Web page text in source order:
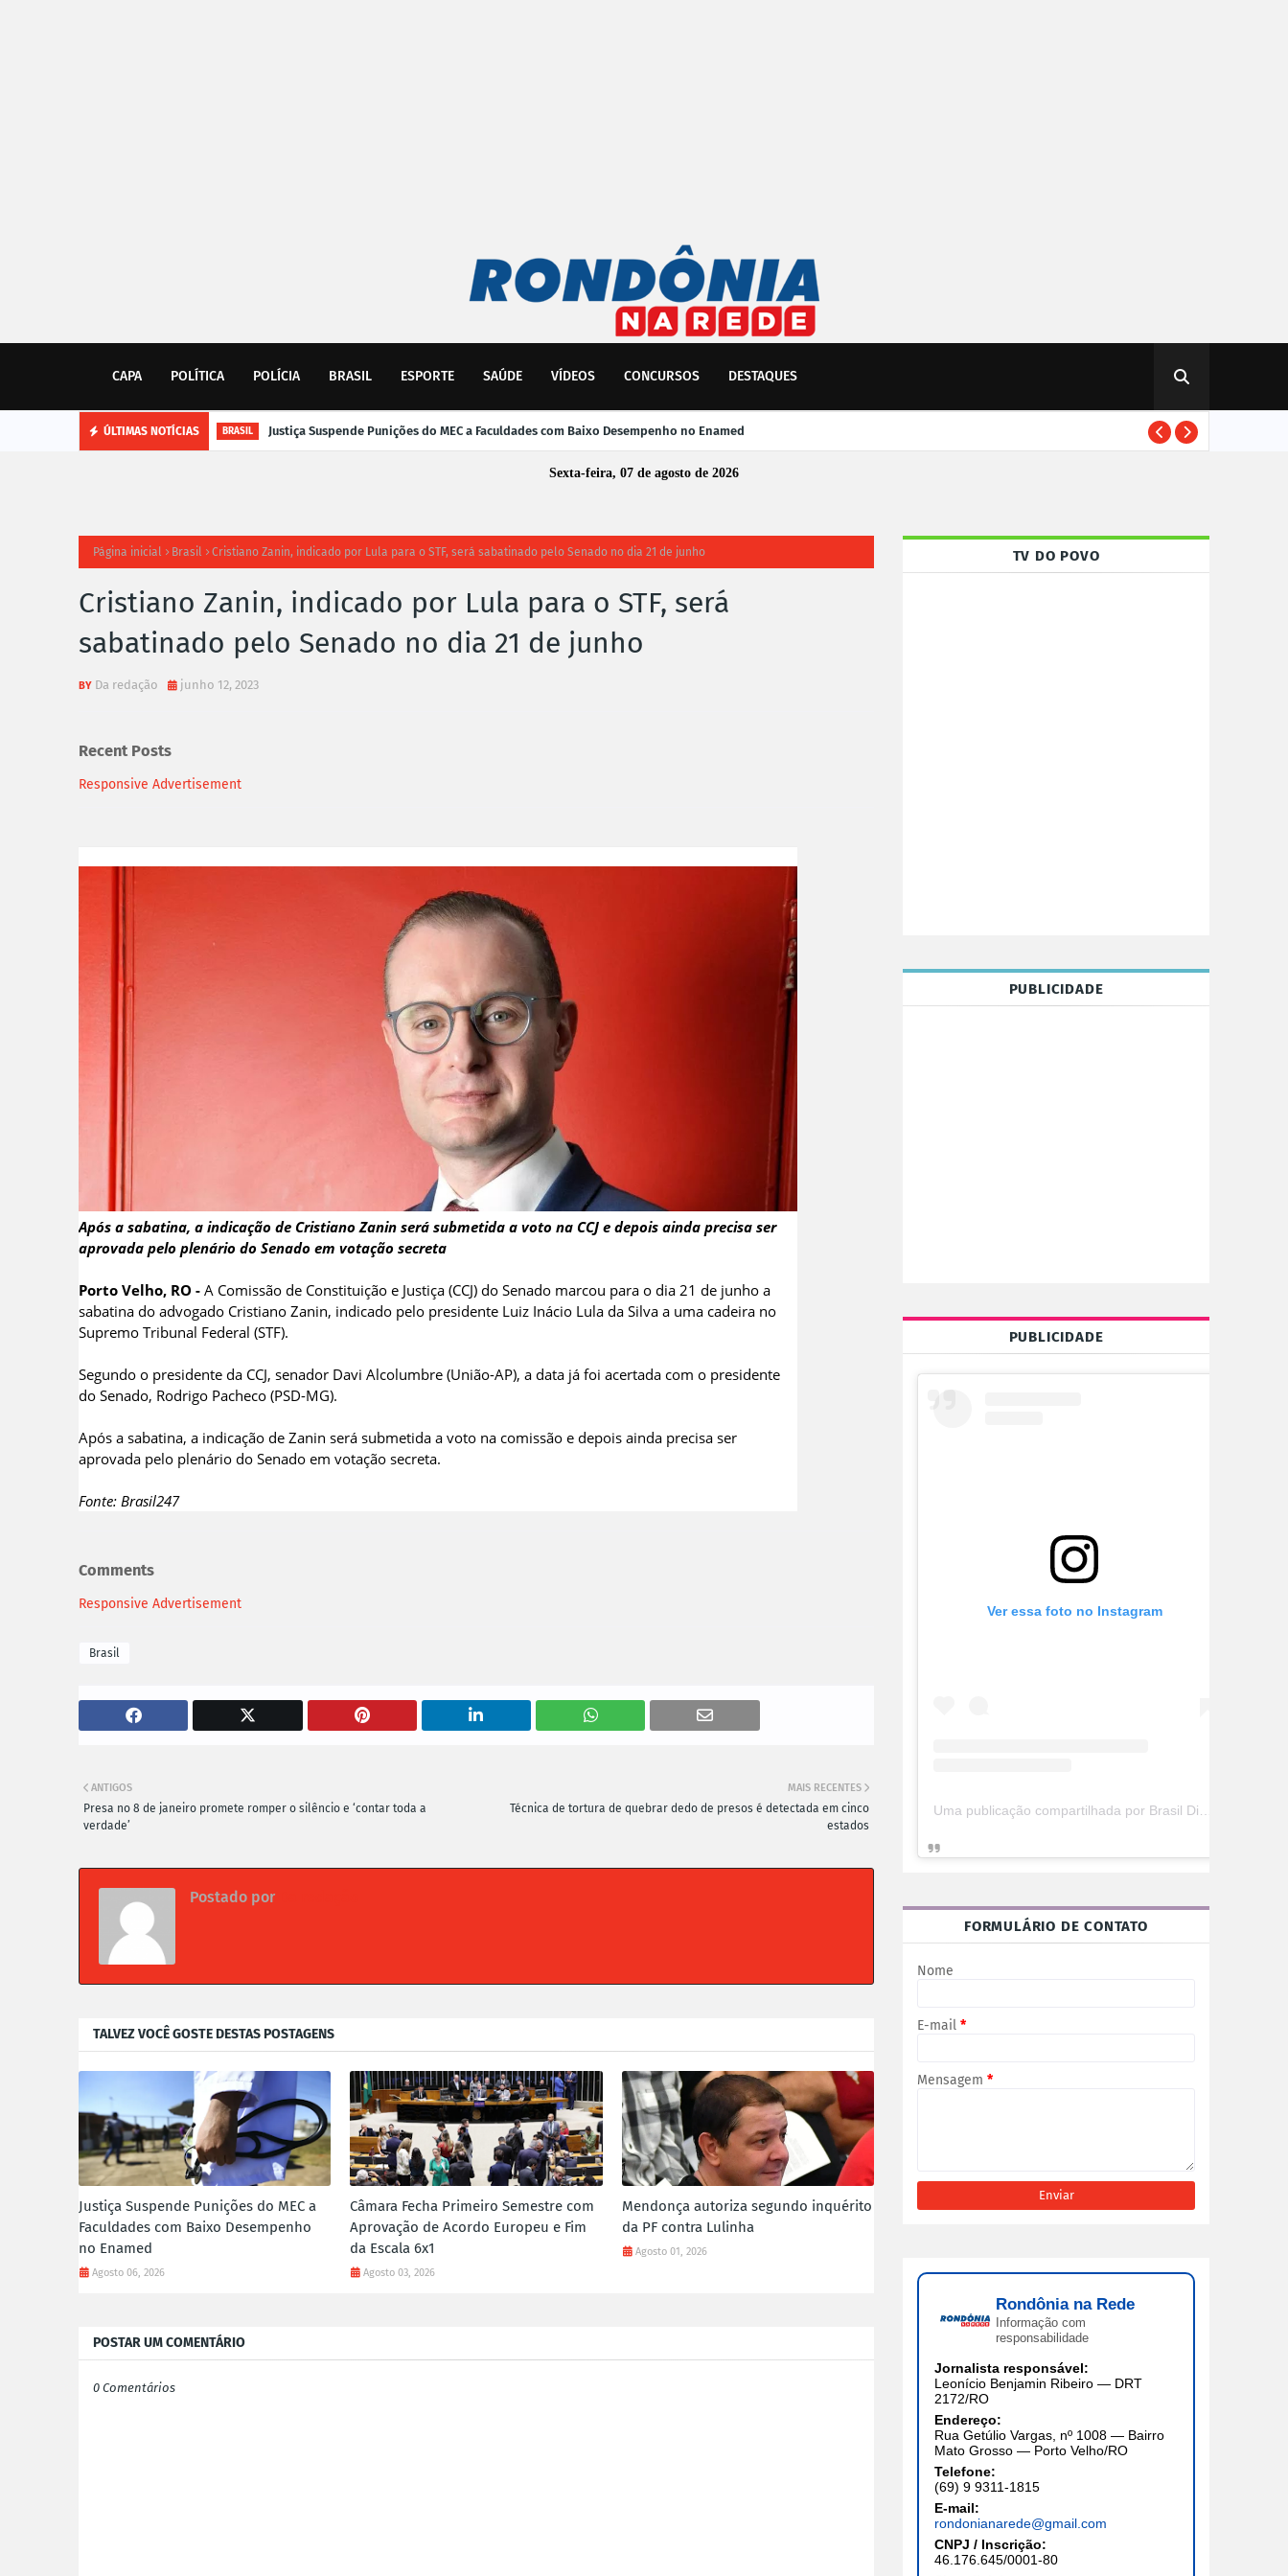
CAPA POLÍTICA POLÍCIA BRASIL ESPORTE SAÚDE VÍDEOS CONCURSOS DESTAQUES
ÚLTIMAS NOTÍCIAS BRASIL Justiça Suspende Punições do MEC a Faculdades com Baixo Desempenho no Enamed
Sexta-feira, 07 de agosto de 2026
Página inicial Brasil Cristiano Zanin, indicado por Lula para o STF, será sabatinado pelo Senado no dia 21 de junho
Cristiano Zanin, indicado por Lula para o STF, será
sabatinado pelo Senado no dia 21 de junho
Da redação junho 12, 2023
Recent Posts
Responsive Advertisement
Após a sabatina, a indicação de Cristiano Zanin será submetida a voto na CCJ e depois ainda precisa ser
aprovada pelo plenário do Senado em votação secreta
Porto Velho, RO - A Comissão de Constituição e Justiça (CCJ) do Senado marcou para o dia 21 de junho a
sabatina do advogado Cristiano Zanin, indicado pelo presidente Luiz Inácio Lula da Silva a uma cadeira no
Supremo Tribunal Federal (STF).
Segundo o presidente da CCJ, senador Davi Alcolumbre (União-AP), a data já foi acertada com o presidente
do Senado, Rodrigo Pacheco (PSD-MG).
Após a sabatina, a indicação de Zanin será submetida a voto na comissão e depois ainda precisa ser
aprovada pelo plenário do Senado em votação secreta.
Fonte: Brasil247
Comments
Responsive Advertisement
Brasil
MAIS RECENTES
Técnica de tortura de quebrar dedo de presos é detectada em cinco
estados
ANTIGOS
Presa no 8 de janeiro promete romper o silêncio e ‘contar toda a
verdade’
Postado por
TALVEZ VOCÊ GOSTE DESTAS POSTAGENS
Justiça Suspende Punições do MEC a
Faculdades com Baixo Desempenho
no Enamed
Agosto 06, 2026
Câmara Fecha Primeiro Semestre com
Aprovação de Acordo Europeu e Fim
da Escala 6x1
Agosto 03, 2026
Mendonça autoriza segundo inquérito
da PF contra Lulinha
Agosto 01, 2026
POSTAR UM COMENTÁRIO
0 Comentários
TV DO POVO
PUBLICIDADE
PUBLICIDADE
Ver essa foto no Instagram
FORMULÁRIO DE CONTATO
Nome
E-mail *
Mensagem *
Rondônia na Rede
Informação com
responsabilidade
Jornalista responsável:
Leonício Benjamin Ribeiro — DRT
2172/RO
Endereço:
Rua Getúlio Vargas, nº 1008 — Bairro
Mato Grosso — Porto Velho/RO
Telefone:
(69) 9 9311-1815
E-mail:
rondonianarede@gmail.com
CNPJ / Inscrição:
46.176.645/0001-80